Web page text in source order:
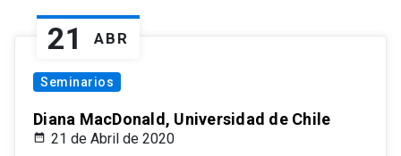
21 ABR
Seminarios
Diana MacDonald, Universidad de Chile
21 de Abril de 2020